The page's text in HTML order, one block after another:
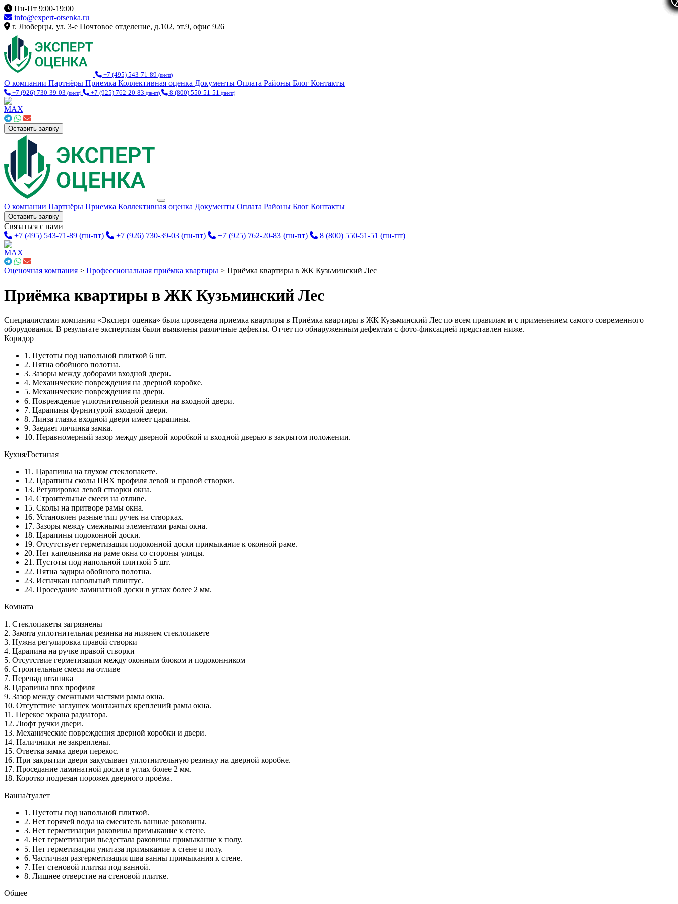
Пн-Пт 9:00-19:00
info@expert-otsenka.ru
г. Люберцы, ул. 3-е Почтовое отделение, д.102, эт.9, офис 926
+7 (495) 543-71-89 (пн-пт)
О компании Партнёры Приемка Коллективная оценка Документы Оплата Районы Блог Контакты
+7 (926) 730-39-03 (пн-пт) +7 (925) 762-20-83 (пн-пт) 8 (800) 550-51-51 (пн-пт)
Оставить заявку
О компании Партнёры Приемка Коллективная оценка Документы Оплата Районы Блог Контакты
Оставить заявку
Связаться с нами
+7 (495) 543-71-89 (пн-пт) +7 (926) 730-39-03 (пн-пт) +7 (925) 762-20-83 (пн-пт) 8 (800) 550-51-51 (пн-пт)
Оценочная компания > Профессиональная приёмка квартиры > Приёмка квартиры в ЖК Кузьминский Лес
Приёмка квартиры в ЖК Кузьминский Лес
Специалистами компании «Эксперт оценка» была проведена приемка квартиры в Приёмка квартиры в ЖК Кузьминский Лес по всем правилам и с применением самого современного
оборудования. В результате экспертизы были выявлены различные дефекты. Отчет по обнаруженным дефектам с фото-фиксацией представлен ниже.
Коридор
1. Пустоты под напольной плиткой 6 шт.
2. Пятна обойного полотна.
3. Зазоры между доборами входной двери.
4. Механические повреждения на дверной коробке.
5. Механические повреждения на двери.
6. Повреждение уплотнительной резинки на входной двери.
7. Царапины фурнитурой входной двери.
8. Линза глазка входной двери имеет царапины.
9. Заедает личинка замка.
10. Неравномерный зазор между дверной коробкой и входной дверью в закрытом положении.
Кухня/Гостиная
11. Царапины на глухом стеклопакете.
12. Царапины сколы ПВХ профиля левой и правой створки.
13. Регулировка левой створки окна.
14. Строительные смеси на отливе.
15. Сколы на притворе рамы окна.
16. Установлен разные тип ручек на створках.
17. Зазоры между смежными элементами рамы окна.
18. Царапины подоконной доски.
19. Отсутствует герметизация подоконной доски примыкание к оконной раме.
20. Нет капельника на раме окна со стороны улицы.
21. Пустоты под напольной плиткой 5 шт.
22. Пятна задиры обойного полотна.
23. Испачкан напольный плинтус.
24. Проседание ламинатной доски в углах более 2 мм.
Комната
1. Стеклопакеты загрязнены
2. Замята уплотнительная резинка на нижнем стеклопакете
3. Нужна регулировка правой створки
4. Царапина на ручке правой створки
5. Отсутствие герметизации между оконным блоком и подоконником
6. Строительные смеси на отливе
7. Перепад штапика
8. Царапины пвх профиля
9. Зазор между смежными частями рамы окна.
10. Отсутствие заглушек монтажных креплений рамы окна.
11. Перекос экрана радиатора.
12. Люфт ручки двери.
13. Механические повреждения дверной коробки и двери.
14. Наличники не закреплены.
15. Ответка замка двери перекос.
16. При закрытии двери закусывает уплотнительную резинку на дверной коробке.
17. Проседание ламинатной доски в углах более 2 мм.
18. Коротко подрезан порожек дверного проёма.
Ванна/туалет
1. Пустоты под напольной плиткой.
2. Нет горячей воды на смеситель ванные раковины.
3. Нет герметизации раковины примыкание к стене.
4. Нет герметизации пьедестала раковины примыкание к полу.
5. Нет герметизации унитаза примыкание к стене и полу.
6. Частичная разгерметизация шва ванны примыкания к стене.
7. Нет стеновой плитки под ванной.
8. Лишнее отверстие на стеновой плитке.
Общее